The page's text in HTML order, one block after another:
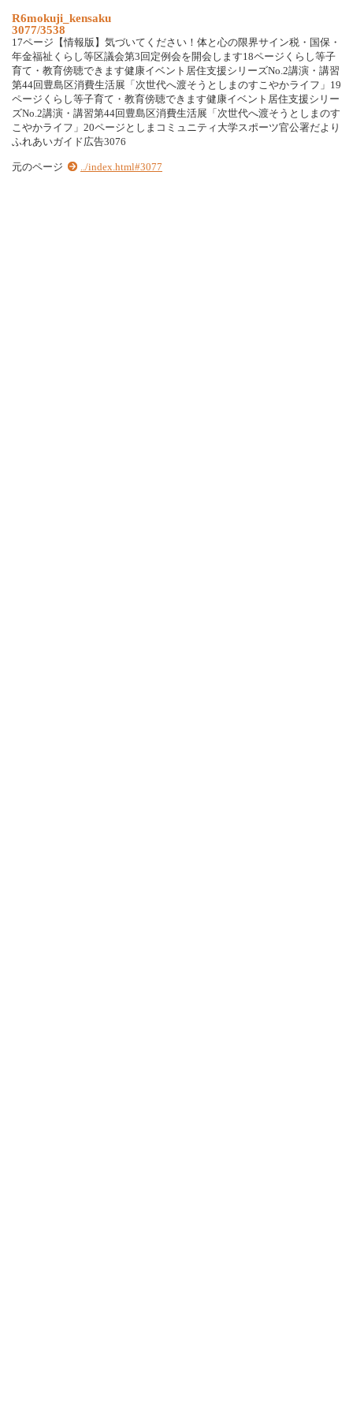
R6mokuji_kensaku
3077/3538
17ページ【情報版】気づいてください！体と心の限界サイン税・国保・
年金福祉くらし等区議会第3回定例会を開会します18ページくらし等子
育て・教育傍聴できます健康イベント居住支援シリーズNo.2講演・講習
第44回豊島区消費生活展「次世代へ渡そうとしまのすこやかライフ」19
ページくらし等子育て・教育傍聴できます健康イベント居住支援シリー
ズNo.2講演・講習第44回豊島区消費生活展「次世代へ渡そうとしまのす
こやかライフ」20ページとしまコミュニティ大学スポーツ官公署だより
ふれあいガイド広告3076
元のページ ../index.html#3077